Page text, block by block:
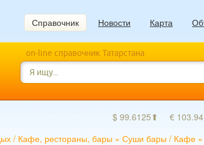
Справочник Новости Карта
on-line справочник Татарстана
$ 99.6125⬆ €
/ Кафе, рестораны, бары » Суши бары / Кафе »